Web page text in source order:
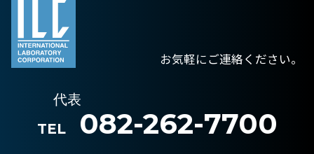
お気軽にご連絡ください。
代表
TEL
082-262-7700